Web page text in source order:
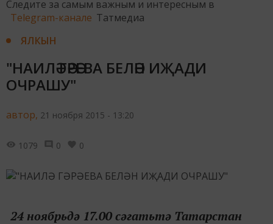
Следите за самым важным и интересным в
Telegram-канале Татмедиа
ЯЛКЫН
"НАИЛӘ ГӘРӘЕВА БЕЛӘН ИҖАДИ
ОЧРАШУ"
автор, 21 ноября 2015 - 13:20
1079 0 0
24 ноябрьдә 17.00 сәгатьтә Татарстан